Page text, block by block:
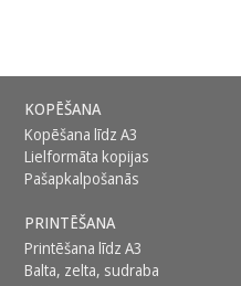
KOPĒŠANA
Kopēšana līdz A3
Lielformāta kopijas
Pašapkalpošanās
PRINTĒŠANA
Printēšana līdz A3
Balta, zelta, sudraba